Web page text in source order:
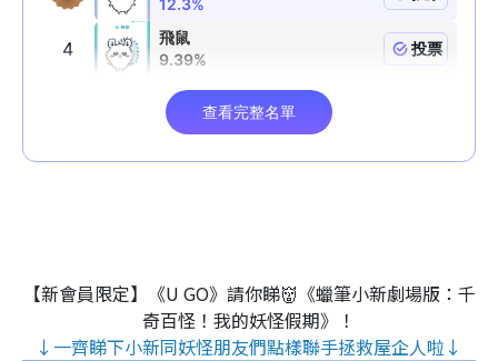
【新會員限定】《U GO》請你睇👹《蠟筆小新劇場版：千
奇百怪！我的妖怪假期》！
↓一齊睇下小新同妖怪朋友們點樣聯手拯救屋企人啦↓